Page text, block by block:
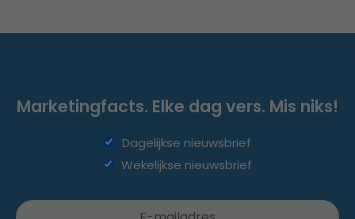
Marketingfacts. Elke dag vers. Mis niks!
Dagelijkse nieuwsbrief
Wekelijkse nieuwsbrief